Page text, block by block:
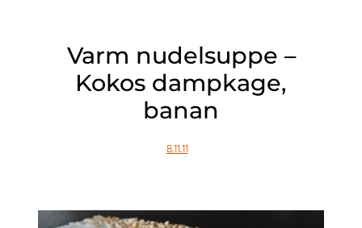
Varm nudelsuppe –
Kokos dampkage,
banan
8.11.11